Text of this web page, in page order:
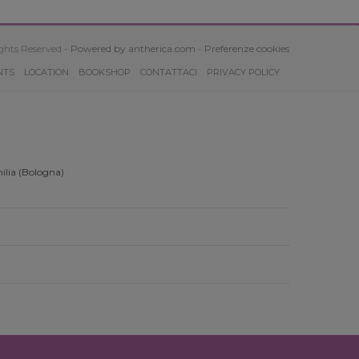
Reserved - Powered by antherica.com - Preferenze cookies
LOCATION BOOKSHOP CONTATTACI PRIVACY POLICY
(Bologna)